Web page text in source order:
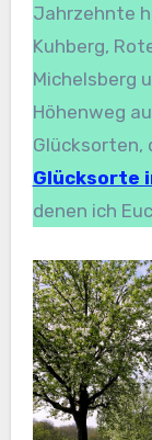
Jahrzehnte
Kuhberg,
Michelsberg
Höhenweg
Glücksorten,
Glücksorte
denen ich